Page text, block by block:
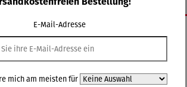
E-Mail-Adresse
mich am meisten für